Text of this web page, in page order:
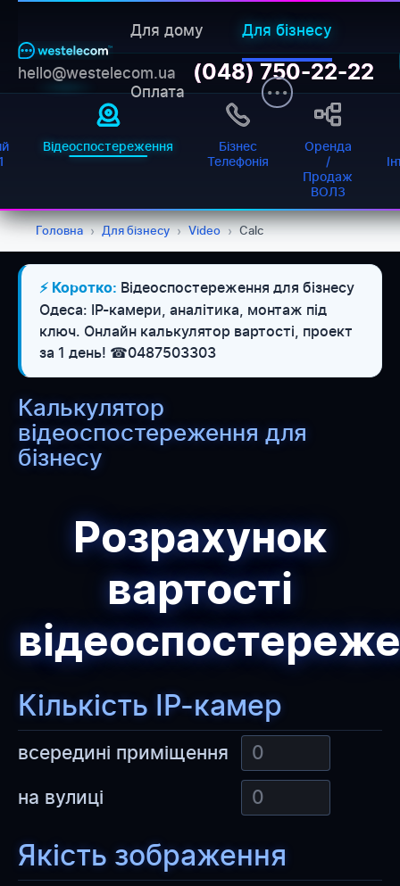
Для дому Для бізнесу
Оплата
hello@westelecom.ua (048) 750-22-22
Відеоспостереження
Бізнес
Телефонія
Оренда
/
Продаж
ВОЛЗ
Головна › Для бізнесу › Video › Calc
⚡ Коротко: Відеоспостереження для бізнесу
Одеса: IP-камери, аналітика, монтаж під
ключ. Онлайн калькулятор вартості, проект
за 1 день! ☎0487503303
Калькулятор
відеоспостереження для
бізнесу
Розрахунок
вартості
Кількість IP-камер
всередині приміщення
на вулиці
Якість зображення